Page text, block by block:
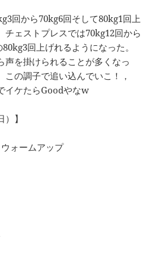
回から70kg6回そして80kg1回上
チェストプレスでは70kg12回から
回上げれるようになった。
声を掛けられることが多くなっ
この調子で追い込んでいこ！，
イケたらGoodやなw
】
ォームアップ